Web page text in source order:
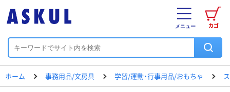
カゴ
メニュー
ホーム 事務用品/文房具 学習/運動・行事用品/おもちゃ